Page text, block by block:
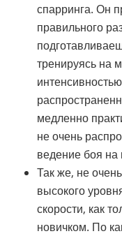
спарринга. Он
правильного
тренируясь на
медленно
не очень
ведение боя на
Так же, не
высокого
скорости, как
новичком. По